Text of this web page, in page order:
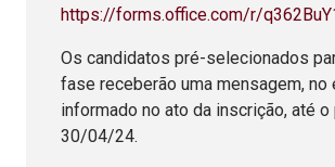
https://forms.office.com/r/
Os candidatos pré-selecionados
fase receberão uma mensagem, no
informado no ato da inscrição, até
30/04/24.